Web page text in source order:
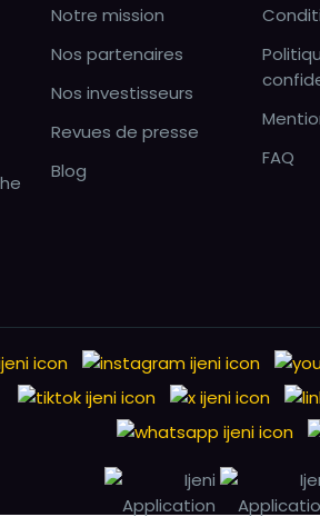
Notre mission
Nos partenaires
Nos investisseurs
Revues de presse
Blog
FAQ